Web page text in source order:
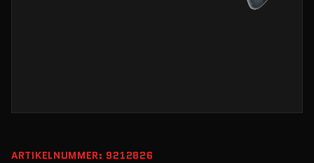
ARTIKELNUMMER: 9212826